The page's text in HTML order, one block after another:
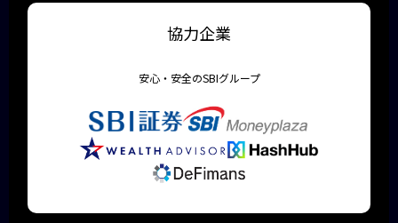
協力企業
安心・安全のSBIグループ